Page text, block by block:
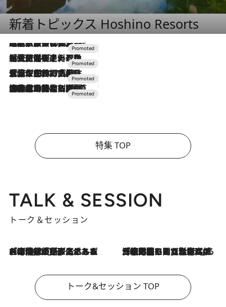
新着トピックス Hoshino Resorts
2026.7.31
【ホテル帰省】という選択肢をOMOが提案。家族とほどよい距離を保つには「昼は実家、夜は気兼ねなくホテルで！」
2026.7.24
【夏限定ディナーコース】旬を迎える稚鮎や花ズッキーニなどをイタリア・トスカーナの郷土料理の手法で満喫！
2026.7.17
「土佐和ハーブかき氷」がOMO7高知に登場！生姜、山椒、大葉など目にも舌にも涼を呼ぶ郷土の味
2026.7.10
NEW OPEN！【界 草津】名湯の地に誕生。趣の異なる2種の温泉と上州ならではの会席・蕎麦割烹など美食を味わう究極の癒やし旅
特集 TOP
TALK & SESSION
トーク＆セッション
2026.8.3
「今後値上げがあるとすれば…」「リスクがあるのは今年の冬」エネルギー専門家が語る、ホルムズ海峡封鎖が家庭にもたらす“ある心配” 2026.8.3
「住宅建てられない…」「サーチャージ料の高値が続いている」ホルムズ海峡封鎖による影響はいつまで続く？《エネルギー専門家に聞く“どうなる日本の暮らし”》
トーク&セッション TOP